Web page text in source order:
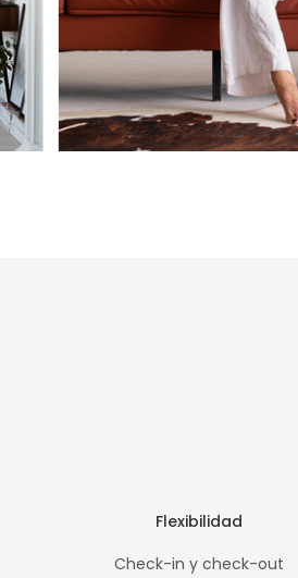
Flexibilidad
Check-in y check-out